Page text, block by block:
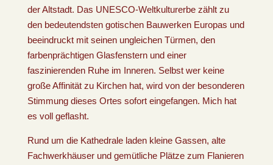
der Altstadt. Das UNESCO-Weltkulturerbe zählt zu
den bedeutendsten gotischen Bauwerken Europas und
beeindruckt mit seinen ungleichen Türmen, den
farbenprächtigen Glasfenstern und einer
faszinierenden Ruhe im Inneren. Selbst wer keine
große Affinität zu Kirchen hat, wird von der besonderen
Stimmung dieses Ortes sofort eingefangen. Mich hat
es voll geflasht.
Rund um die Kathedrale laden kleine Gassen, alte
Fachwerkhäuser und gemütliche Plätze zum Flanieren